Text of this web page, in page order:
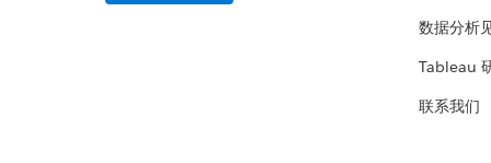
数据分析
Tableau
联系我们